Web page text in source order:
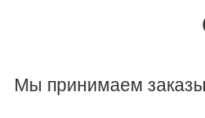
Мы принимаем